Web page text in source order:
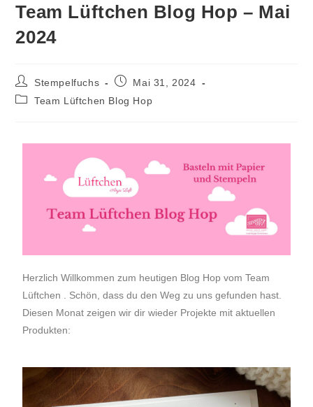
Team Lüftchen Blog Hop – Mai
2024
Stempelfuchs
Mai 31, 2024
Team Lüftchen Blog Hop
Herzlich Willkommen zum heutigen Blog Hop vom Team
Lüftchen . Schön, dass du den Weg zu uns gefunden hast.
Diesen Monat zeigen wir dir wieder Projekte mit aktuellen
Produkten: